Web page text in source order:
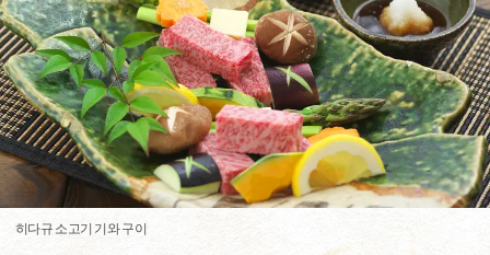
히다규 소고기 기와 구이